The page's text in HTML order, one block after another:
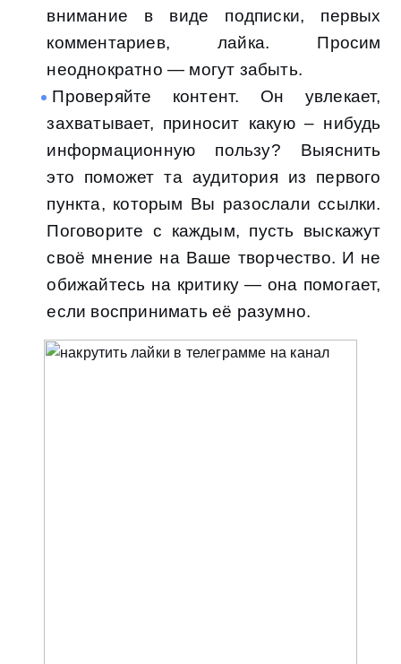
внимание в виде подписки, первых
комментариев, лайка. Просим
неоднократно — могут забыть.
Проверяйте контент. Он увлекает,
захватывает, приносит какую – нибудь
информационную пользу? Выяснить
это поможет та аудитория из первого
пункта, которым Вы разослали ссылки.
Поговорите с каждым, пусть выскажут
своё мнение на Ваше творчество. И не
обижайтесь на критику — она помогает,
если воспринимать её разумно.